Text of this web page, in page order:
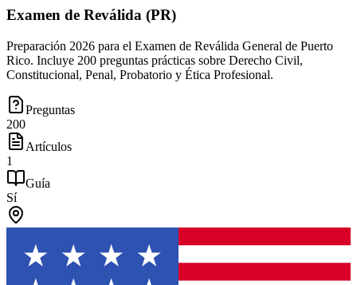
Examen de Reválida (PR)
Preparación 2026 para el Examen de Reválida General de Puerto
Rico. Incluye 200 preguntas prácticas sobre Derecho Civil,
Constitucional, Penal, Probatorio y Ética Profesional.
Preguntas
200
Artículos
1
Guía
Sí